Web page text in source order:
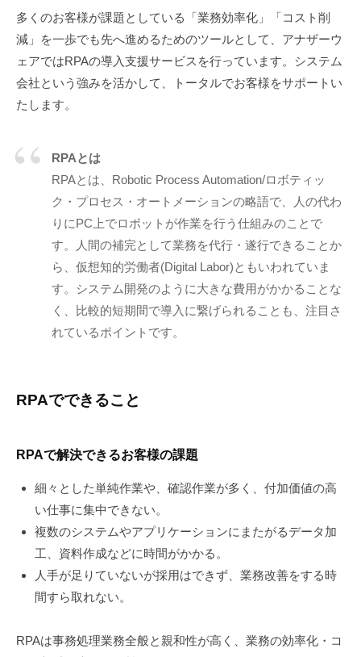
ウ
ェ
ア
ロ
ッ
（RPA）
2020/04/15
多くのお客様が課題としている「業務効率化」「コスト削
減」を一歩でも先へ進めるためのツールとして、アナザーウ
ェアではRPAの導入支援サービスを行っています。システム
会社という強みを活かして、トータルでお客様をサポートい
たします。
RPAとは
RPAとは、Robotic Process Automation/ロボティッ
ク・プロセス・オートメーションの略語で、人の代わ
りにPC上でロボットが作業を行う仕組みのことで
す。人間の補完として業務を代行・遂行できることか
ら、仮想知的労働者(Digital Labor)ともいわれていま
す。システム開発のように大きな費用がかかることな
く、比較的短期間で導入に繋げられることも、注目さ
れているポイントです。
RPAでできること
RPAで解決できるお客様の課題
細々とした単純作業や、確認作業が多く、付加価値の高
い仕事に集中できない。
複数のシステムやアプリケーションにまたがるデータ加
工、資料作成などに時間がかかる。
人手が足りていないが採用はできず、業務改善をする時
間すら取れない。
RPAは事務処理業務全般と親和性が高く、業務の効率化・コ